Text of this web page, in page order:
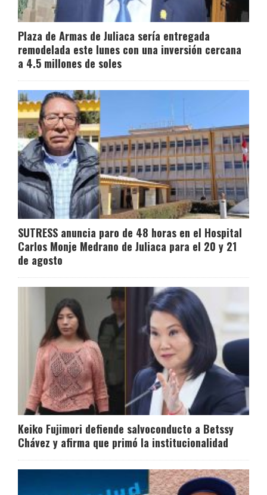
Plaza de Armas de Juliaca sería entregada
remodelada este lunes con una inversión cercana
a 4.5 millones de soles
SUTRESS anuncia paro de 48 horas en el Hospital
Carlos Monje Medrano de Juliaca para el 20 y 21
de agosto
Keiko Fujimori defiende salvoconducto a Betssy
Chávez y afirma que primó la institucionalidad